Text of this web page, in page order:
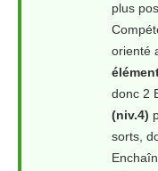
plus
orienté
donc 2
(niv.4)
sorts,